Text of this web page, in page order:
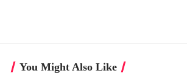
You Might Also Like